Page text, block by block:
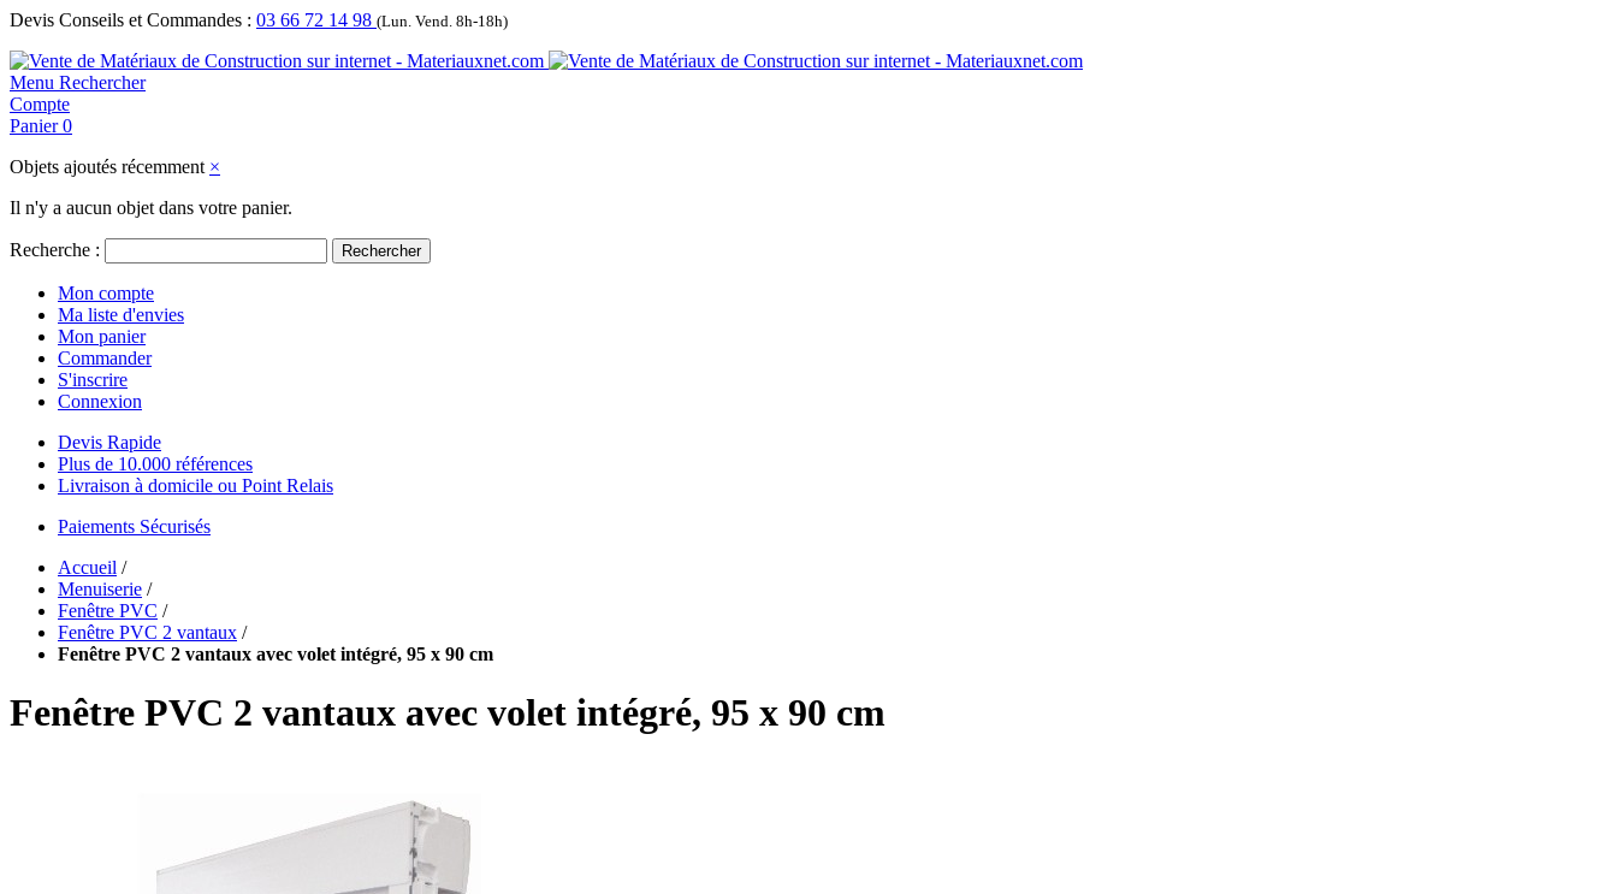
Devis Conseils et Commandes : 03 66 72 14 98 (Lun. Vend. 8h-18h)
Menu Rechercher
Compte
Panier 0
Objets ajoutés récemment ×
Il n'y a aucun objet dans votre panier.
Recherche : Rechercher
Mon compte
Ma liste d'envies
Mon panier
Commander
S'inscrire
Connexion
Devis Rapide
Plus de 10.000 références
Livraison à domicile ou Point Relais
Paiements Sécurisés
Accueil /
Menuiserie /
Fenêtre PVC /
Fenêtre PVC 2 vantaux /
Fenêtre PVC 2 vantaux avec volet intégré, 95 x 90 cm
Fenêtre PVC 2 vantaux avec volet intégré, 95 x 90 cm